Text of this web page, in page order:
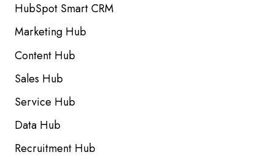
HubSpot Smart CRM
Marketing Hub
Content Hub
Sales Hub
Service Hub
Data Hub
Recruitment Hub